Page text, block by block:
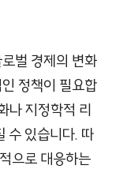
벌 경제의 변화
정책이 필요합
나 지정학적 리
수 있습니다. 따
으로 대응하는